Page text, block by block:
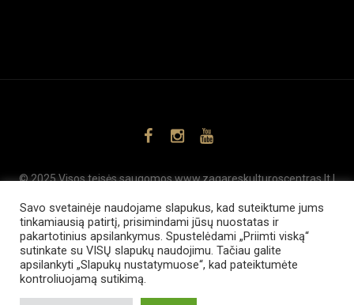
© 2025 Visos teisės saugomos www.zagareskulturoscentras.lt |
Savo svetainėje naudojame slapukus, kad suteiktume jums
tinkamiausią patirtį, prisimindami jūsų nuostatas ir
pakartotinius apsilankymus. Spustelėdami „Priimti viską“
sutinkate su VISŲ slapukų naudojimu. Tačiau galite
apsilankyti „Slapukų nustatymuose“, kad pateiktumėte
kontroliuojamą sutikimą.